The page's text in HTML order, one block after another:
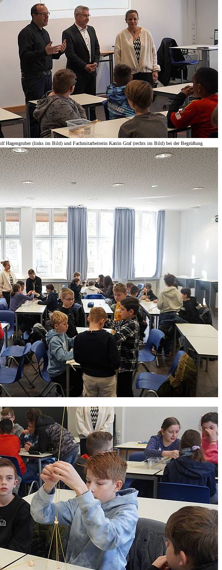
Hagengruber (links im Bild) und Fachmitarbeiterin Katrin Graf (rechts im Bild) bei der Begrüßung